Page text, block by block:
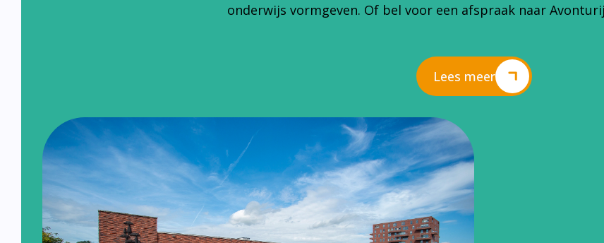
onderwijs vormgeven. Of bel voor een afspraak naar
Lees meer